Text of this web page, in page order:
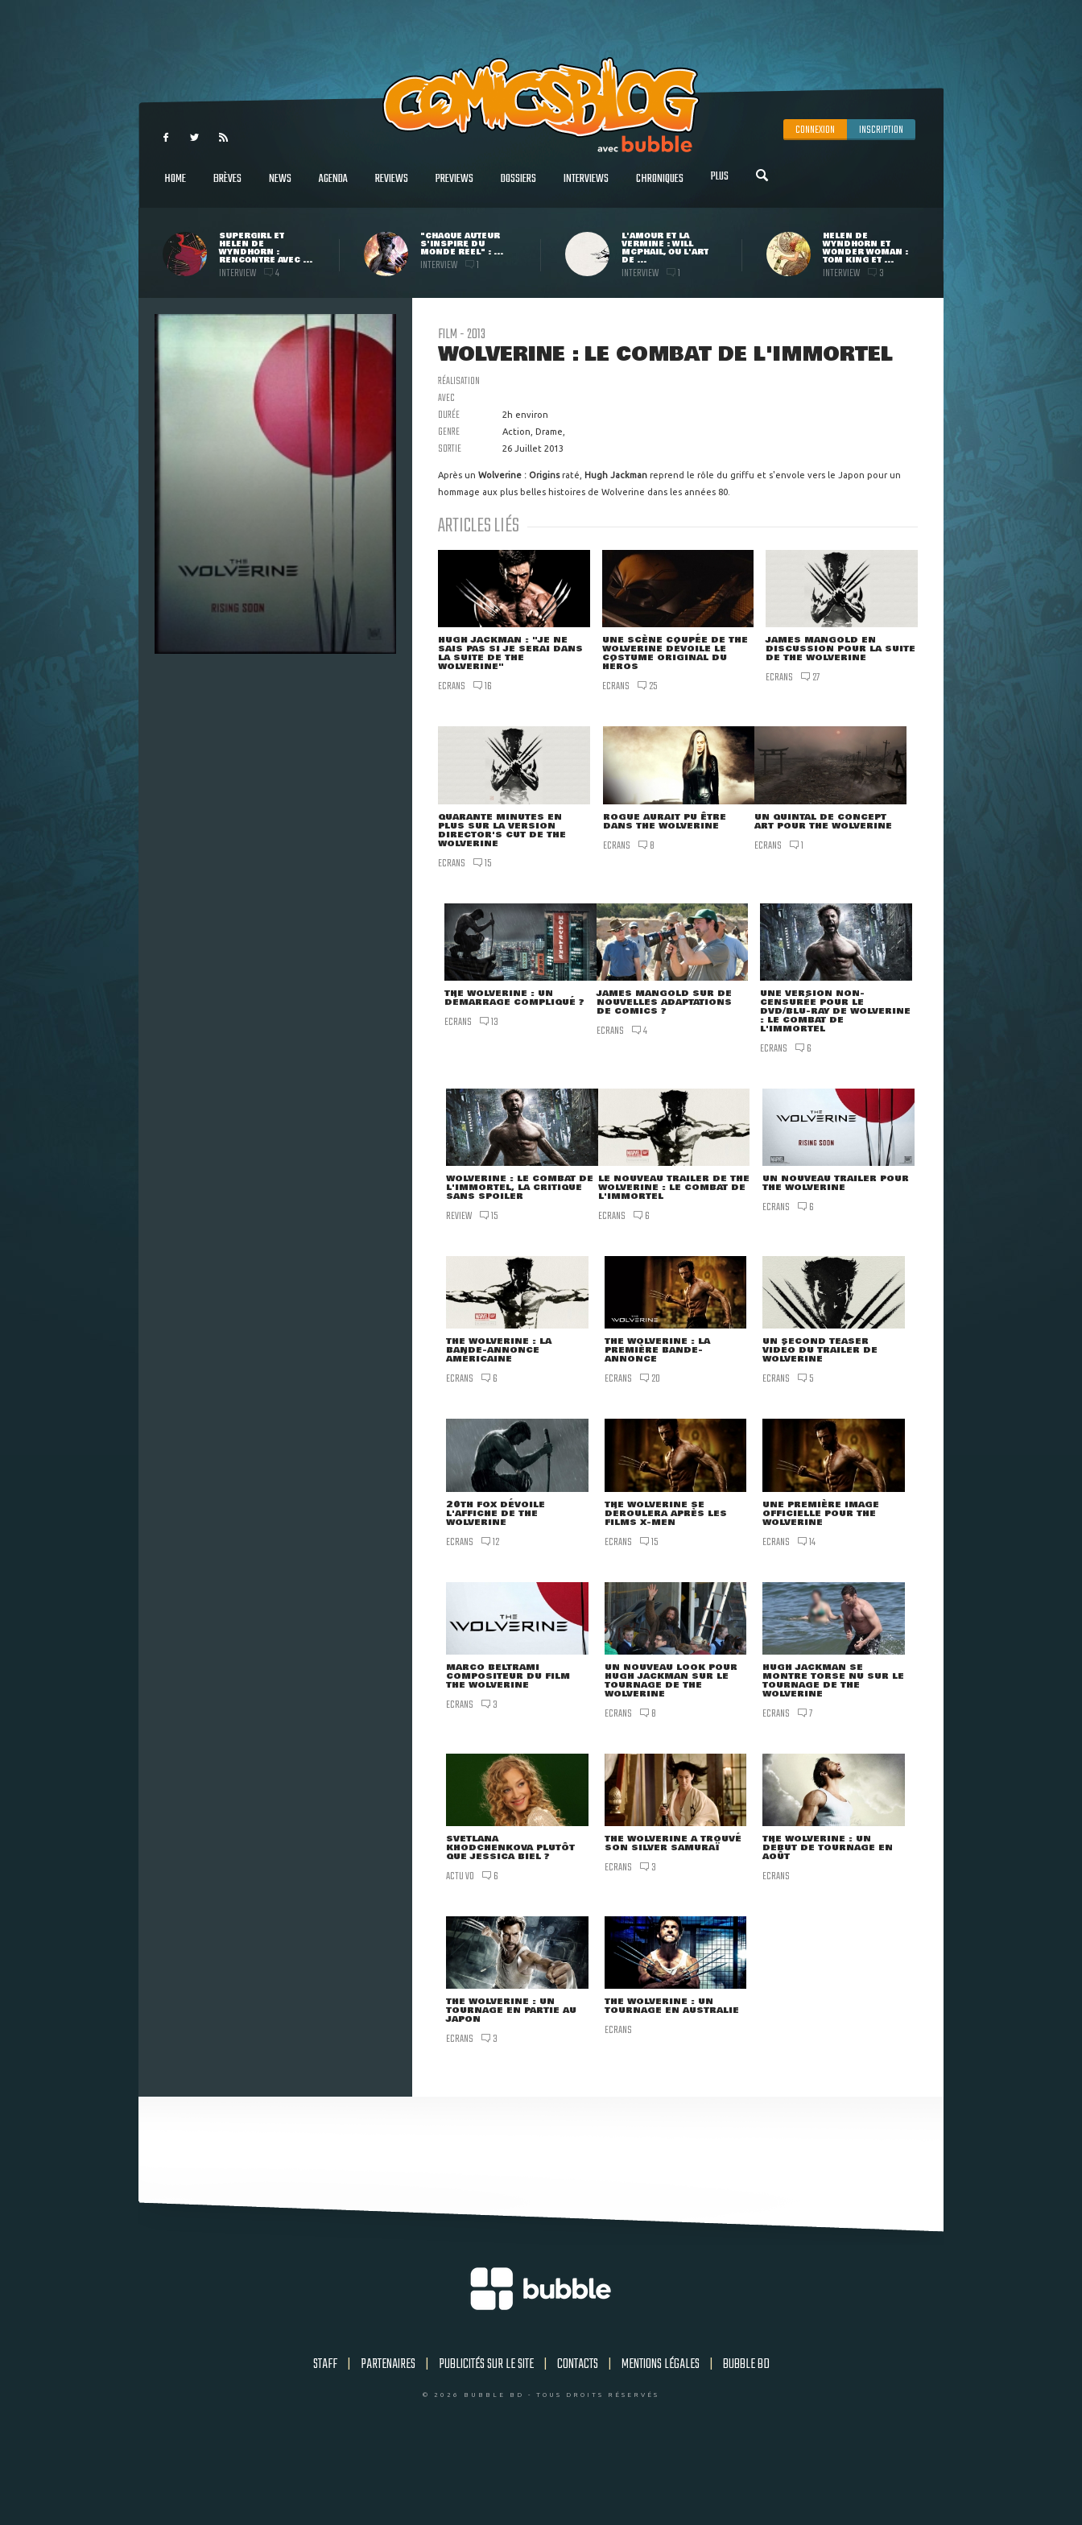
CONNEXION INSCRIPTION
HOME BRÈVES NEWS AGENDA REVIEWS PREVIEWS DOSSIERS INTERVIEWS CHRONIQUES PLUS
SUPERGIRL ET
HELEN DE
WYNDHORN :
RENCONTRE AVEC ...
INTERVIEW 4
"CHAQUE AUTEUR
S'INSPIRE DU
MONDE RÉEL" : ...
INTERVIEW 1
L'AMOUR ET LA
VERMINE : WILL
MCPHAIL, OU L'ART
DE ...
INTERVIEW 1
HELEN DE
WYNDHORN ET
WONDER WOMAN :
TOM KING ET ...
INTERVIEW 3
FILM - 2013
WOLVERINE : LE COMBAT DE L'IMMORTEL
RÉALISATION
AVEC
DURÉE
2h environ
GENRE Action, Drame,
SORTIE 26 Juillet 2013
Après un Wolverine : Originsraté, Hugh Jackman reprend le rôle du griffu et s'envole vers le Japon pour un
hommage aux plus belles histoires de Wolverine dans les années 80.
ARTICLES LIÉS
HUGH JACKMAN : "JE NE
SAIS PAS SI JE SERAI DANS
LA SUITE DE THE
WOLVERINE"
ECRANS 16
UNE SCÈNE COUPÉE DE THE
WOLVERINE DÉVOILE LE
COSTUME ORIGINAL DU
HÉROS
ECRANS 25
JAMES MANGOLD EN
DISCUSSION POUR LA SUITE
DE THE WOLVERINE
ECRANS 27
QUARANTE MINUTES EN
PLUS SUR LA VERSION
DIRECTOR'S CUT DE THE
WOLVERINE
ECRANS 15
ROGUE AURAIT PU ÊTRE
DANS THE WOLVERINE
ECRANS 8
UN QUINTAL DE CONCEPT
ART POUR THE WOLVERINE
ECRANS 1
THE WOLVERINE : UN
DÉMARRAGE COMPLIQUÉ ?
ECRANS 13
JAMES MANGOLD SUR DE
NOUVELLES ADAPTATIONS
DE COMICS ?
ECRANS 4
UNE VERSION NON-
CENSURÉE POUR LE
DVD/BLU-RAY DE WOLVERINE
: LE COMBAT DE
L'IMMORTEL
ECRANS 6
WOLVERINE : LE COMBAT DE
L'IMMORTEL, LA CRITIQUE
SANS SPOILER
REVIEW 15
LE NOUVEAU TRAILER DE THE
WOLVERINE : LE COMBAT DE
L'IMMORTEL
ECRANS 6
UN NOUVEAU TRAILER POUR
THE WOLVERINE
ECRANS 6
THE WOLVERINE : LA
BANDE-ANNONCE
AMÉRICAINE
ECRANS 6
THE WOLVERINE : LA
PREMIÈRE BANDE-
ANNONCE
ECRANS 20
UN SECOND TEASER
VIDÉO DU TRAILER DE
WOLVERINE
ECRANS 5
20TH FOX DÉVOILE
L'AFFICHE DE THE
WOLVERINE
ECRANS 12
THE WOLVERINE SE
DÉROULERA APRÈS LES
FILMS X-MEN
ECRANS 15
UNE PREMIÈRE IMAGE
OFFICIELLE POUR THE
WOLVERINE
ECRANS 14
MARCO BELTRAMI
COMPOSITEUR DU FILM
THE WOLVERINE
ECRANS 3
UN NOUVEAU LOOK POUR
HUGH JACKMAN SUR LE
TOURNAGE DE THE
WOLVERINE
ECRANS 8
HUGH JACKMAN SE
MONTRE TORSE NU SUR LE
TOURNAGE DE THE
WOLVERINE
ECRANS 7
SVETLANA
KHODCHENKOVA PLUTÔT
QUE JESSICA BIEL ?
ACTU VO 6
THE WOLVERINE A TROUVÉ
SON SILVER SAMURAÏ
ECRANS 3
THE WOLVERINE : UN
DÉBUT DE TOURNAGE EN
AOÛT
ECRANS
THE WOLVERINE : UN
TOURNAGE EN PARTIE AU
JAPON
ECRANS 3
THE WOLVERINE : UN
TOURNAGE EN AUSTRALIE
ECRANS
STAFF | PARTENAIRES | PUBLICITÉS SUR LE SITE | CONTACTS | MENTIONS LÉGALES | BUBBLE BD
© 2026 BUBBLE BD - TOUS DROITS RÉSERVÉS